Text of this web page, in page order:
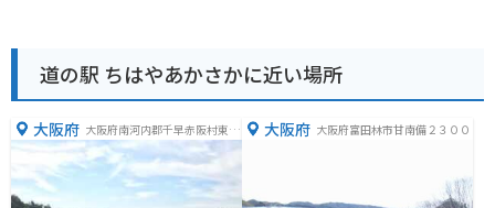
道の駅 ちはやあかさかに近い場所
大阪府 大阪府南河内郡千早赤阪村東阪
２５
大阪府 大阪府富田林市甘南備２３００